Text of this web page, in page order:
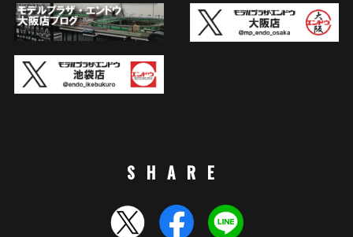
SHARE